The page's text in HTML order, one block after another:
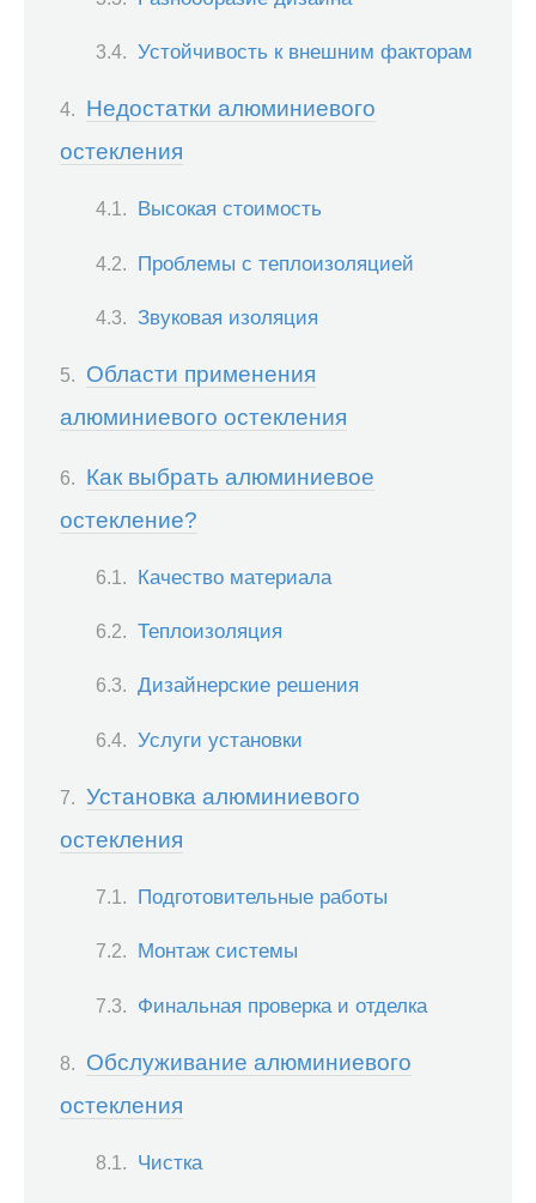
Устойчивость к внешним факторам
Недостатки алюминиевого
остекления
Высокая стоимость
Проблемы с теплоизоляцией
Звуковая изоляция
Области применения
алюминиевого остекления
Как выбрать алюминиевое
остекление?
Качество материала
Теплоизоляция
Дизайнерские решения
Услуги установки
Установка алюминиевого
остекления
Подготовительные работы
Монтаж системы
Финальная проверка и отделка
Обслуживание алюминиевого
остекления
Чистка